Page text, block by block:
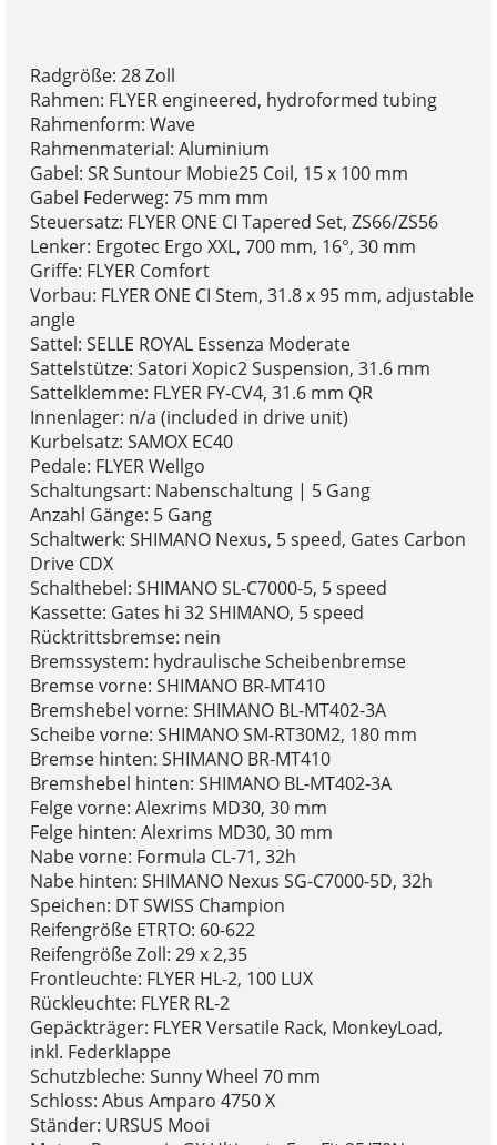
Radgröße: 28 Zoll
Rahmen: FLYER engineered, hydroformed tubing
Rahmenform: Wave
Rahmenmaterial: Aluminium
Gabel: SR Suntour Mobie25 Coil, 15 x 100 mm
Gabel Federweg: 75 mm mm
Steuersatz: FLYER ONE CI Tapered Set, ZS66/ZS56
Lenker: Ergotec Ergo XXL, 700 mm, 16°, 30 mm
Griffe: FLYER Comfort
Vorbau: FLYER ONE CI Stem, 31.8 x 95 mm, adjustable
angle
Sattel: SELLE ROYAL Essenza Moderate
Sattelstütze: Satori Xopic2 Suspension, 31.6 mm
Sattelklemme: FLYER FY-CV4, 31.6 mm QR
Innenlager: n/a (included in drive unit)
Kurbelsatz: SAMOX EC40
Pedale: FLYER Wellgo
Schaltungsart: Nabenschaltung | 5 Gang
Anzahl Gänge: 5 Gang
Schaltwerk: SHIMANO Nexus, 5 speed, Gates Carbon
Drive CDX
Schalthebel: SHIMANO SL-C7000-5, 5 speed
Kassette: Gates hi 32 SHIMANO, 5 speed
Rücktrittsbremse: nein
Bremssystem: hydraulische Scheibenbremse
Bremse vorne: SHIMANO BR-MT410
Bremshebel vorne: SHIMANO BL-MT402-3A
Scheibe vorne: SHIMANO SM-RT30M2, 180 mm
Bremse hinten: SHIMANO BR-MT410
Bremshebel hinten: SHIMANO BL-MT402-3A
Felge vorne: Alexrims MD30, 30 mm
Felge hinten: Alexrims MD30, 30 mm
Nabe vorne: Formula CL-71, 32h
Nabe hinten: SHIMANO Nexus SG-C7000-5D, 32h
Speichen: DT SWISS Champion
Reifengröße ETRTO: 60-622
Reifengröße Zoll: 29 x 2,35
Frontleuchte: FLYER HL-2, 100 LUX
Rückleuchte: FLYER RL-2
Gepäckträger: FLYER Versatile Rack, MonkeyLoad,
inkl. Federklappe
Schutzbleche: Sunny Wheel 70 mm
Schloss: Abus Amparo 4750 X
Ständer: URSUS Mooi